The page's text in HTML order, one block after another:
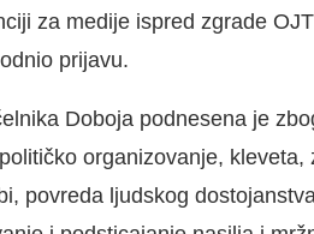
za medije ispred zgrade
prijavu.
Doboja podnesena je
organizovanje,
povreda ljudskog